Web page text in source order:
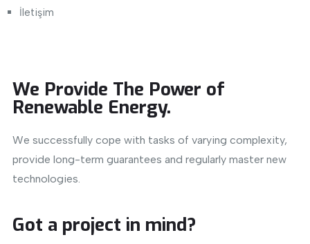
İletişim
We Provide The Power of
Renewable Energy.
We successfully cope with tasks of varying complexity,
provide long-term guarantees and regularly master new
technologies.
Got a project in mind?